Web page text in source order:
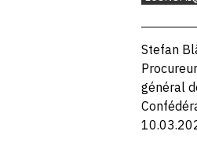
ne
pas
DROIT
MONNAIE
Stefan
Procureur
général